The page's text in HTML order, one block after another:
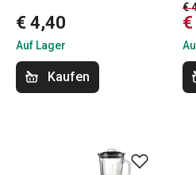
€ 4,40
Auf Lager
Kaufen
€